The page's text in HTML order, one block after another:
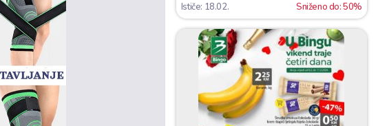
Ističe: 18.02. Sniženo do: 50%